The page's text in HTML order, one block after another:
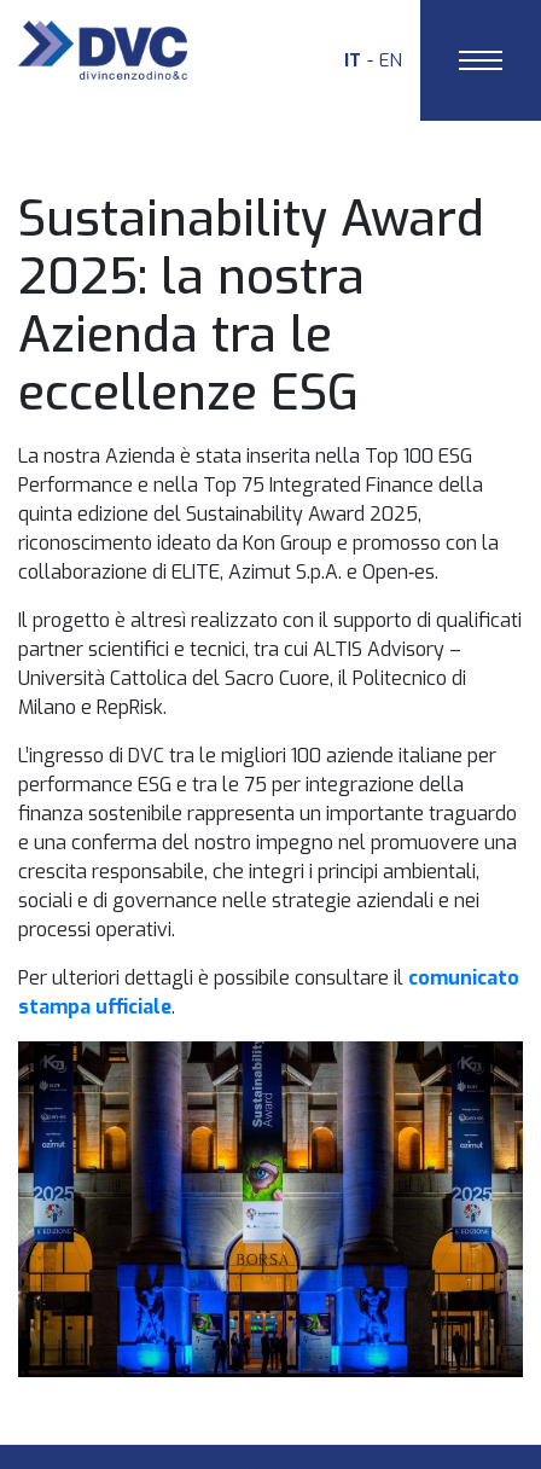
IT EN
Sustainability Award
2025: la nostra
Azienda tra le
eccellenze ESG
La nostra Azienda è stata inserita nella Top 100 ESG
Performance e nella Top 75 Integrated Finance della
quinta edizione del Sustainability Award 2025,
riconoscimento ideato da Kon Group e promosso con la
collaborazione di ELITE, Azimut S.p.A. e Open‑es.
Il progetto è altresì realizzato con il supporto di qualificati
partner scientifici e tecnici, tra cui ALTIS Advisory –
Università Cattolica del Sacro Cuore, il Politecnico di
Milano e RepRisk.
L’ingresso di DVC tra le migliori 100 aziende italiane per
performance ESG e tra le 75 per integrazione della
finanza sostenibile rappresenta un importante traguardo
e una conferma del nostro impegno nel promuovere una
crescita responsabile, che integri i principi ambientali,
sociali e di governance nelle strategie aziendali e nei
processi operativi.
Per ulteriori dettagli è possibile consultare il comunicato
stampa ufficiale.